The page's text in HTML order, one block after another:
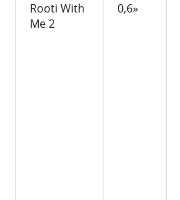
Rooti With
Me 2
0,6»